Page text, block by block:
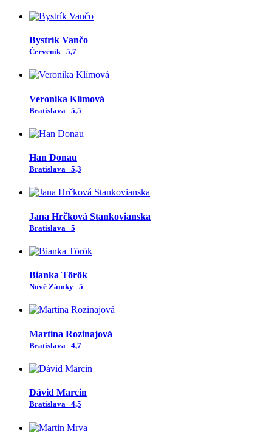
Bystrík Vančo
Červeník 5,7
Veronika Klímová
Bratislava 5,5
Han Donau
Bratislava 5,3
Jana Hrčková Stankovianska
Bratislava 5
Bianka Török
Nové Zámky 5
Martina Rozinajová
Bratislava 4,7
Dávid Marcin
Bratislava 4,5